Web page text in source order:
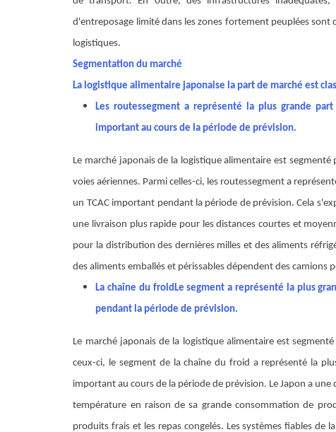
d'entreposage limité dans les zones fortement peuplées
logistiques.
Segmentation du marché
La logistique alimentaire japonaise la part de marché est
Les routessegment a représenté la plus grande
important au cours de la période de prévision.
Le marché japonais de la logistique alimentaire est
voies aériennes. Parmi celles-ci, les routessegment a
un TCAC important pendant la période de prévision. Cela
une livraison plus rapide pour les distances courtes et
pour la distribution des dernières milles et des aliments
des aliments emballés et périssables dépendent des
La chaîne du froid Le segment a représenté la plus
pendant la période de prévision.
Le marché japonais de la logistique alimentaire est
ceux-ci, le segment de la chaîne du froid a représenté la
important au cours de la période de prévision. Le Japon a
température en raison de sa grande consommation de
produits frais et les repas congelés. Les systèmes fiables